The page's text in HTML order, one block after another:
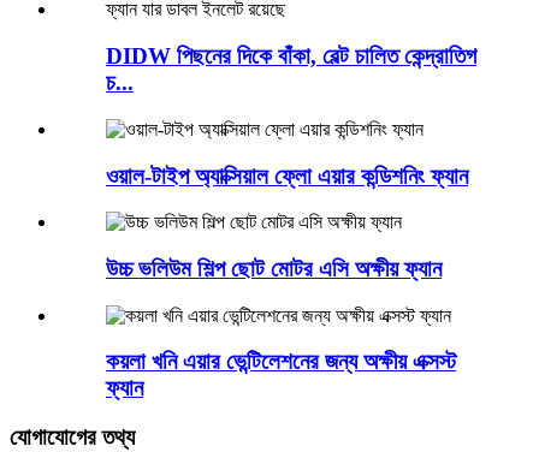
DIDW পিছনের দিকে বাঁকা, বেল্ট চালিত কেন্দ্রাতিগ
চ...
ওয়াল-টাইপ অ্যাক্সিয়াল ফ্লো এয়ার কন্ডিশনিং ফ্যান
উচ্চ ভলিউম শিল্প ছোট মোটর এসি অক্ষীয় ফ্যান
কয়লা খনি এয়ার ভেন্টিলেশনের জন্য অক্ষীয় এক্সস্ট
ফ্যান
যোগাযোগের তথ্য